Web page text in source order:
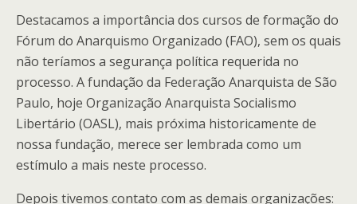
Destacamos a importância dos cursos de formação do
Fórum do Anarquismo Organizado (FAO), sem os quais
não teríamos a segurança política requerida no
processo. A fundação da Federação Anarquista de São
Paulo, hoje Organização Anarquista Socialismo
Libertário (OASL), mais próxima historicamente de
nossa fundação, merece ser lembrada como um
estímulo a mais neste processo.
Depois tivemos contato com as demais organizações: